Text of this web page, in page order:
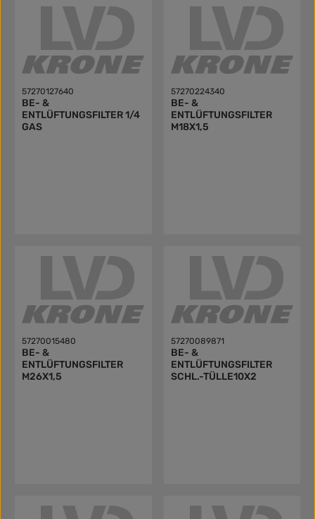
57270127640
BE- &
ENTLÜFTUNGSFILTER 1/4
GAS
57270224340
BE- &
ENTLÜFTUNGSFILTER
M18X1,5
57270015480
BE- &
ENTLÜFTUNGSFILTER
M26X1,5
57270089871
BE- &
ENTLÜFTUNGSFILTER
SCHL.-TÜLLE10X2